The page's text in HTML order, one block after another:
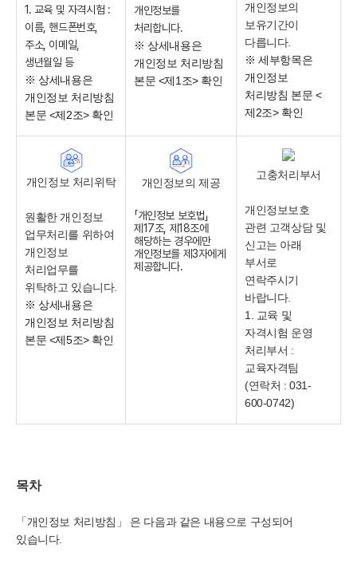
1. 교육 및 자격시험 :
이름, 핸드폰번호,
주소, 이메일,
생년월일 등
※ 상세내용은
개인정보 처리방침
본문 <제2조> 확인
개인정보를
처리합니다.
※ 상세내용은
개인정보 처리방침
본문 <제1조> 확인
개인정보의
보유기간이
다릅니다.
※ 세부항목은
개인정보
처리방침 본문 <
제2조> 확인
개인정보 처리위탁
원활한 개인정보
업무처리를 위하여
개인정보
처리업무를
위탁하고 있습니다.
※ 상세내용은
개인정보 처리방침
본문 <제5조> 확인
개인정보의 제공
「개인정보 보호법」
제17조, 제18조에
해당하는 경우에만
개인정보를 제3자에게
제공합니다.
고충처리부서
개인정보보호
관련 고객상담 및
신고는 아래
부서로
연락주시기
바랍니다.
1. 교육 및
자격시험 운영
처리부서 :
교육자격팀
(연락처 : 031-
600-0742)
목차
「개인정보 처리방침」 은 다음과 같은 내용으로 구성되어
있습니다.